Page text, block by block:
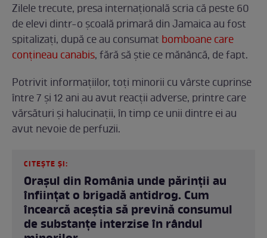
Zilele trecute, presa internațională scria că peste 60
de elevi dintr-o școală primară din Jamaica au fost
spitalizați, după ce au consumat bomboane care
conțineau canabis, fără să știe ce mănâncă, de fapt.
Potrivit informațiilor, toți minorii cu vârste cuprinse
între 7 și 12 ani au avut reacții adverse, printre care
vărsături și halucinații, în timp ce unii dintre ei au
avut nevoie de perfuzii.
CITEȘTE ȘI:
Orașul din România unde părinţii au
înfiinţat o brigadă antidrog. Cum
încearcă aceștia să prevină consumul
de substanțe interzise în rândul